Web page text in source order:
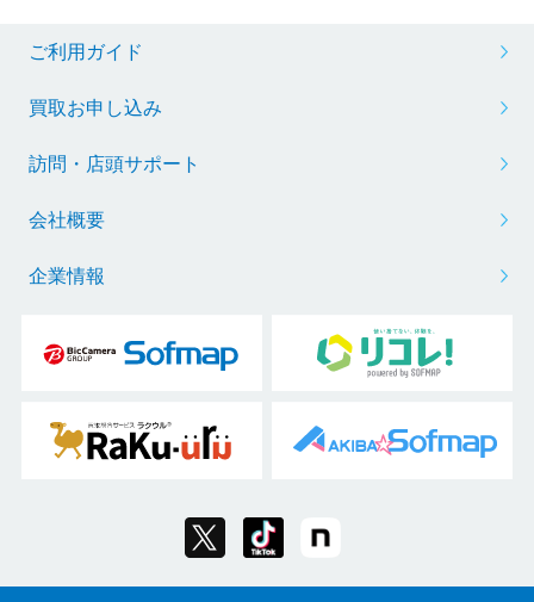
ご利用ガイド
買取お申し込み
訪問・店頭サポート
会社概要
企業情報